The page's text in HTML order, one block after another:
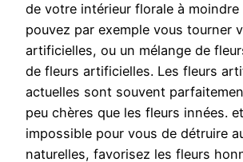
de votre intérieur florale à
pouvez par exemple vous tourner
artificielles, ou un mélange de
de fleurs artificielles. Les fleurs
actuelles sont souvent
peu chères que les fleurs innées.
impossible pour vous de détruire
naturelles, favorisez les fleurs